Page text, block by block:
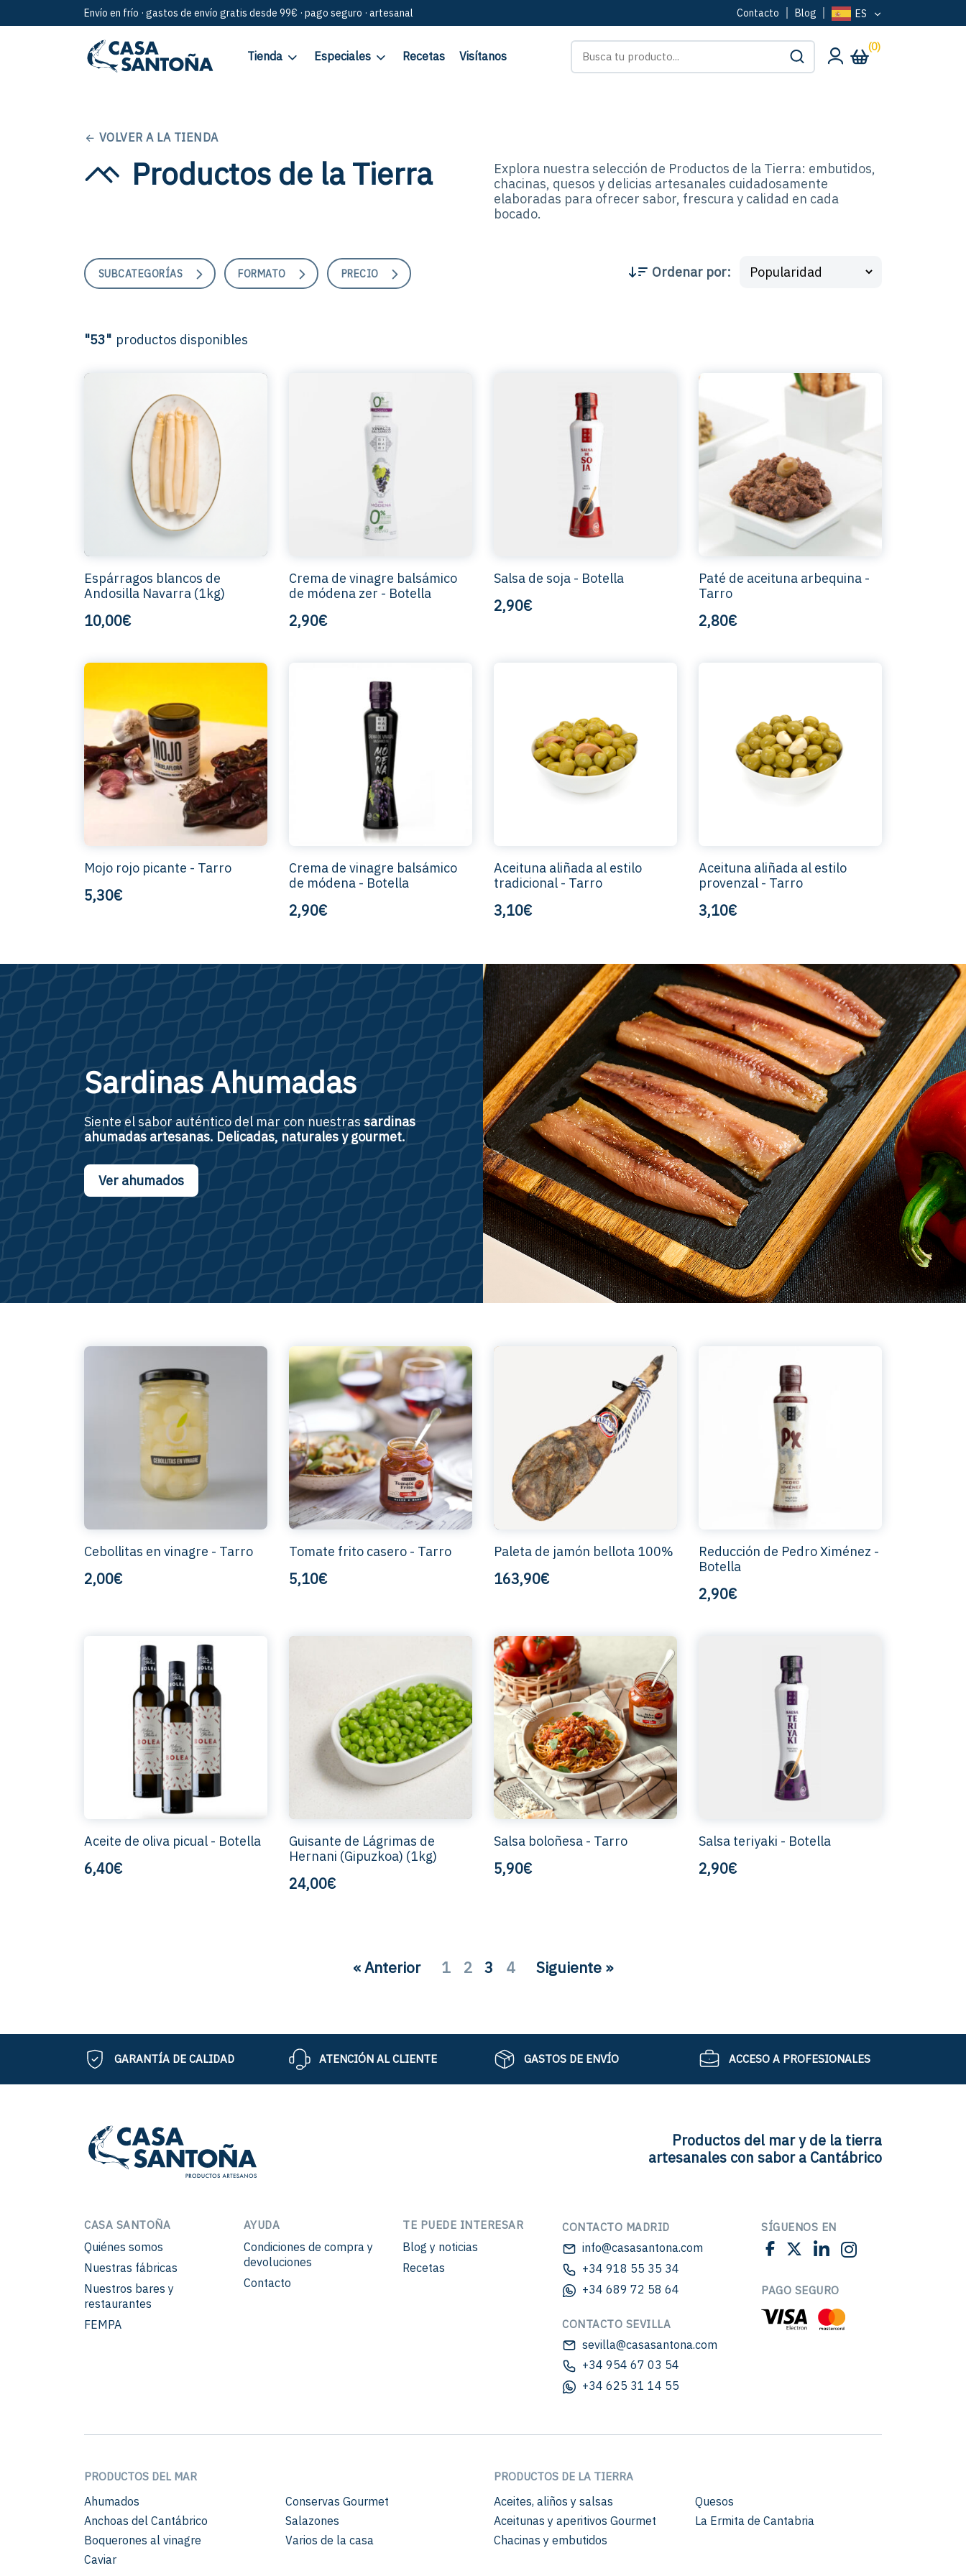
Envío en frío · gastos de envío gratis desde 99€ · pago seguro · artesanal Contacto Blog ES
Tienda Especiales Recetas Visítanos
(0)
VOLVER A LA TIENDA
Productos de la Tierra
Explora nuestra selección de Productos de la Tierra: embutidos,
chacinas, quesos y delicias artesanales cuidadosamente
elaboradas para ofrecer sabor, frescura y calidad en cada
bocado.
SUBCATEGORÍAS FORMATO PRECIO Ordenar por:
"53" productos disponibles
Espárragos blancos de
Andosilla Navarra (1kg)
10,00€
Crema de vinagre balsámico
de módena zer - Botella
2,90€
Salsa de soja - Botella
2,90€
Paté de aceituna arbequina -
Tarro
2,80€
Mojo rojo picante - Tarro
5,30€
Crema de vinagre balsámico
de módena - Botella
2,90€
Aceituna aliñada al estilo
tradicional - Tarro
3,10€
Aceituna aliñada al estilo
provenzal - Tarro
3,10€
Sardinas Ahumadas
Siente el sabor auténtico del mar con nuestrassardinas
ahumadas artesanas. Delicadas, naturales y gourmet.
Ver ahumados
Cebollitas en vinagre - Tarro
2,00€
Tomate frito casero - Tarro
5,10€
Paleta de jamón bellota 100%
163,90€
Reducción de Pedro Ximénez -
Botella
2,90€
Aceite de oliva picual - Botella
6,40€
Guisante de Lágrimas de
Hernani (Gipuzkoa) (1kg)
24,00€
Salsa boloñesa - Tarro
5,90€
Salsa teriyaki - Botella
2,90€
« Anterior 1 2 3 4 Siguiente »
GARANTÍA DE CALIDAD ATENCIÓN AL CLIENTE GASTOS DE ENVÍO ACCESO A PROFESIONALES
Productos del mar y de la tierra
artesanales con sabor a Cantábrico
CASA SANTOÑA
Quiénes somos
Nuestras fábricas
Nuestros bares y
restaurantes
FEMPA
AYUDA
Condiciones de compra y
devoluciones
Contacto
TE PUEDE INTERESAR
Blog y noticias
Recetas
CONTACTO MADRID
info@casasantona.com
+34 918 55 35 34
+34 689 72 58 64
CONTACTO SEVILLA
sevilla@casasantona.com
+34 954 67 03 54
+34 625 31 14 55
SÍGUENOS EN
PAGO SEGURO
PRODUCTOS DEL MAR
Ahumados
Anchoas del Cantábrico
Boquerones al vinagre
Caviar
Conservas Gourmet
Salazones
Varios de la casa
PRODUCTOS DE LA TIERRA
Aceites, aliños y salsas
Aceitunas y aperitivos Gourmet
Chacinas y embutidos
Quesos
La Ermita de Cantabria